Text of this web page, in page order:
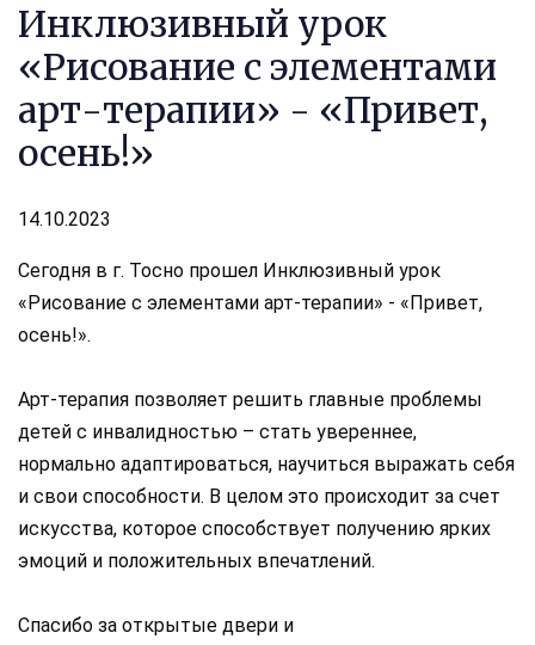
Инклюзивный урок
«Рисование с элементами
арт-терапии» - «Привет,
осень!»
14.10.2023
Сегодня в г. Тосно прошел Инклюзивный урок
«Рисование с элементами арт-терапии» - «Привет,
осень!».
Арт-терапия позволяет решить главные проблемы
детей с инвалидностью – стать увереннее,
нормально адаптироваться, научиться выражать себя
и свои способности. В целом это происходит за счет
искусства, которое способствует получению ярких
эмоций и положительных впечатлений.
Спасибо за открытые двери и